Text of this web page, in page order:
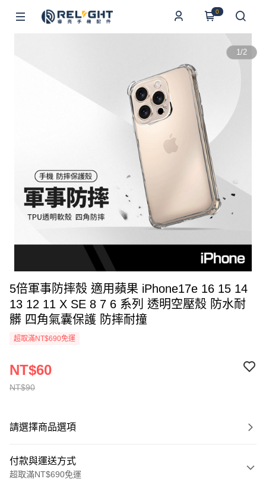
0
1/2
5倍軍事防摔殼 適用蘋果 iPhone17e 16 15 14
13 12 11 X SE 8 7 6 系列 透明空壓殼 防水耐
髒 四角氣囊保護 防摔耐撞
超取滿NT$690免運
NT$90
NT$60
請選擇商品選項
付款與運送方式
超取滿NT$690免運